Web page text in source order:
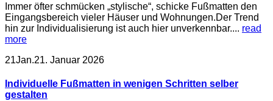
Immer öfter schmücken „stylische“, schicke Fußmatten den
Eingangsbereich vieler Häuser und Wohnungen.Der Trend
hin zur Individualisierung ist auch hier unverkennbar.... read
more
21Jan.21. Januar 2026
Individuelle Fußmatten in wenigen Schritten selber
gestalten